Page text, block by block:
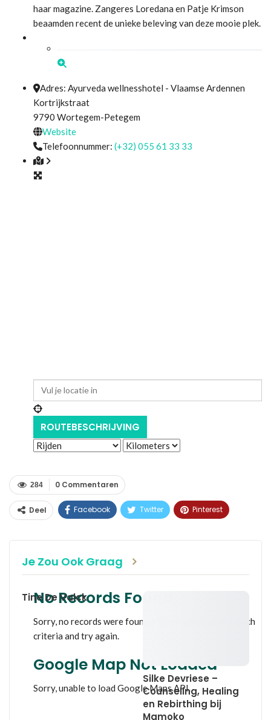
haar magazine. Zangeres Loredana en Patje Krimson
beaamden recent de unieke beleving van deze mooie plek.
Adres: Ayurveda wellnesshotel - Vlaamse Ardennen
Kortrijkstraat
9790 Wortegem-Petegem
Website
Telefoonnummer: (+32) 055 61 33 33
No Records Found
Sorry, no records were found. Please adjust your search
criteria and try again.
Google Map Not Loaded
Sorry, unable to load Google Maps API.
0 Commentaren
284
Deel Facebook Twitter Pinterest
Je Zou Ook Graag
Tine De Valck
Silke Devriese –
Counseling, Healing
en Rebirthing bij
Mamoko